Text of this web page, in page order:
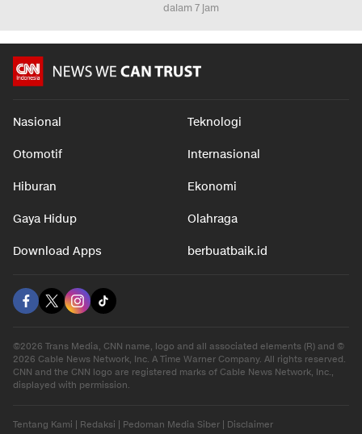
dalam 7 jam
Nasional Teknologi
Otomotif Internasional
Hiburan Ekonomi
Gaya Hidup Olahraga
Download Apps berbuatbaik.id
©2026 Trans Media, CNN name, logo and all associated elements (R) and ©
2026 Cable News Network, Inc. A Time Warner Company. All rights reserved.
CNN and the CNN logo are registered marks of Cable News Network, Inc.,
displayed with permission.
Tentang Kami Redaksi Pedoman Media Siber Disclaimer